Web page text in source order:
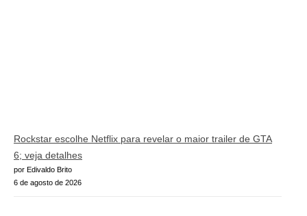
Rockstar escolhe Netflix para revelar o maior trailer de GTA
6; veja detalhes
por Edivaldo Brito
6 de agosto de 2026